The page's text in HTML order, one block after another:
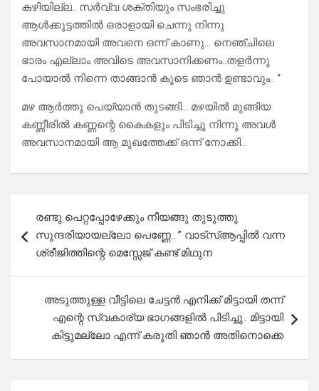
കഴിയില്ല.. സർവ്വ ശക്തിയും സംഭരിച്ചു
ആൾക്കൂട്ടത്തിൽ ഒരാളായി ചെന്നു നിന്നു
അവസാനമായി അവനെ ഒന്ന് കാണു… നെഞ്ചിലെ
ഭാരം എല്ലാം അവിടെ അവസാനിക്കണം..തളർന്നു
പോയാൽ നിന്നെ താങ്ങാൻ കൂടെ ഞാൻ ഉണ്ടാവും.. “
മഴ ആർത്തു പെയ്യാൻ തുടങ്ങി… മഴയിൽ മുങ്ങിയ
കണ്ണീരിൽ കണ്ണന്റെ കൈകളും പിടിച്ചു നിന്നു അവൾ
അവസാനമായി ആ മുഖത്തേക്ക് ഒന്ന് നോക്കി…
navigation
രണ്ടു പെറ്റപ്പോഴേക്കും നീയങ്ങു തുടുത്തു
സുന്ദരിയായല്ലോ പെണ്ണേ.. ” വാട്സ്ആപ്പിൽ വന്ന
ശ്രീജിത്തിന്റെ മെസ്സേജ് കണ്ട് മിഥുന
അടുത്തുള്ള വീട്ടിലെ ചേട്ടൻ എനിക്ക് മിട്ടായി തന്ന്
എന്റെ സ്വകാര്യ ഭാഗങ്ങളിൽ പിടിച്ചു.. മിട്ടായി
കിട്ടുമല്ലോ എന്ന് കരുതി ഞാൻ അതിനൊക്കെ